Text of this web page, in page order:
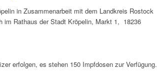
in Zusammenarbeit mit dem Landkreis Rostock
Rathaus der Stadt Kröpelin, Markt 1, 18236
erfolgen, es stehen 150 Impfdosen zur Verfügung.